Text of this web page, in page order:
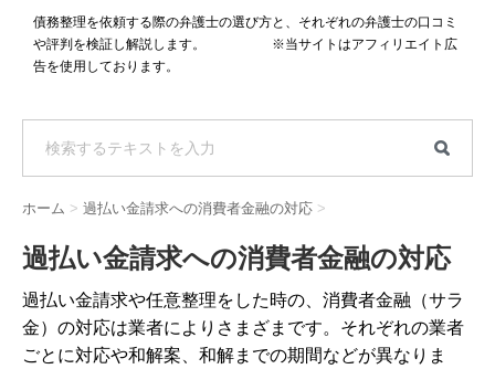
債務整理を依頼する際の弁護士の選び方と、それぞれの弁護士の口コミ
や評判を検証し解説します。 ※当サイトはアフィリエイト広
告を使用しております。
ホーム > 過払い金請求への消費者金融の対応 >
過払い金請求への消費者金融の対応
過払い金請求や任意整理をした時の、消費者金融（サラ
金）の対応は業者によりさまざまです。それぞれの業者
ごとに対応や和解案、和解までの期間などが異なりま